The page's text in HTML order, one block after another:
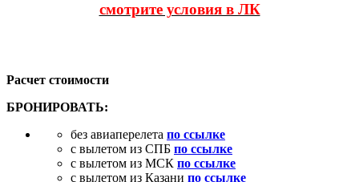
смотрите условия в ЛК
Расчет стоимости
БРОНИРОВАТЬ:
без авиаперелета по ссылке
с вылетом из СПБ по ссылке
с вылетом из МСК по ссылке
с вылетом из Казани по ссылке